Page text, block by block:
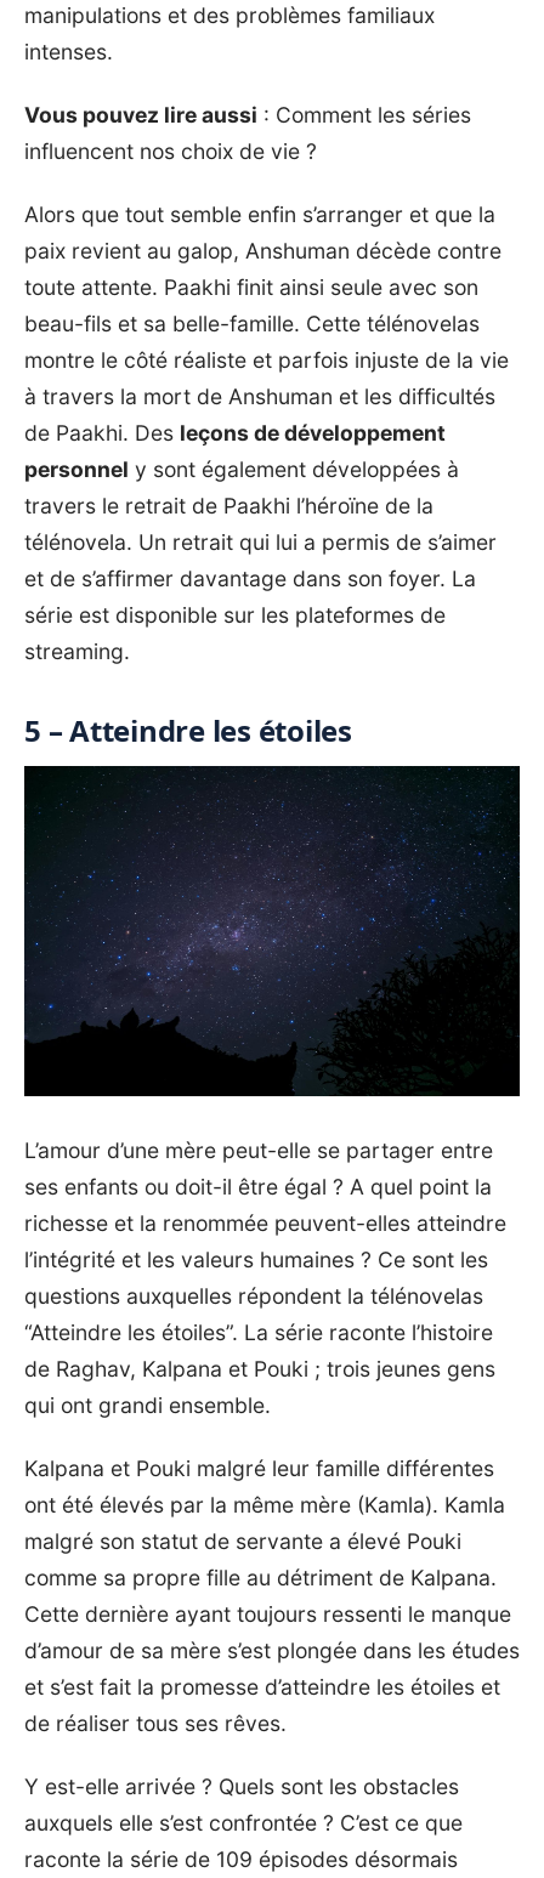
manipulations et des problèmes familiaux
intenses.
Vous pouvez lire aussi : Comment les séries
influencent nos choix de vie ?
Alors que tout semble enfin s’arranger et que la
paix revient au galop, Anshuman décède contre
toute attente. Paakhi finit ainsi seule avec son
beau-fils et sa belle-famille. Cette télénovelas
montre le côté réaliste et parfois injuste de la vie
à travers la mort de Anshuman et les difficultés
de Paakhi. Des leçons de développement
personnel y sont également développées à
travers le retrait de Paakhi l’héroïne de la
télénovela. Un retrait qui lui a permis de s’aimer
et de s’affirmer davantage dans son foyer. La
série est disponible sur les plateformes de
streaming.
5 – Atteindre les étoiles
L’amour d’une mère peut-elle se partager entre
ses enfants ou doit-il être égal ? A quel point la
richesse et la renommée peuvent-elles atteindre
l’intégrité et les valeurs humaines ? Ce sont les
questions auxquelles répondent la télénovelas
“Atteindre les étoiles”. La série raconte l’histoire
de Raghav, Kalpana et Pouki ; trois jeunes gens
qui ont grandi ensemble.
Kalpana et Pouki malgré leur famille différentes
ont été élevés par la même mère (Kamla). Kamla
malgré son statut de servante a élevé Pouki
comme sa propre fille au détriment de Kalpana.
Cette dernière ayant toujours ressenti le manque
d’amour de sa mère s’est plongée dans les études
et s’est fait la promesse d’atteindre les étoiles et
de réaliser tous ses rêves.
Y est-elle arrivée ? Quels sont les obstacles
auxquels elle s’est confrontée ? C’est ce que
raconte la série de 109 épisodes désormais